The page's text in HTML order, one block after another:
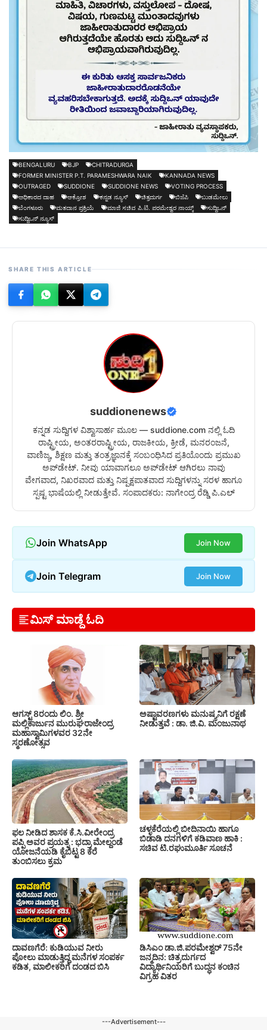
BENGALURU BJP
CHITRADURGA
FORMER MINISTER P.T. PARAMESHWARA NAIK
KANNADA NEWS
OUTRAGED
SUDDIONE SUDDIONE NEWS
VOTING PROCESS
ಅಧಿಕಾರದ ದಾಹ
ಆಕ್ರೋಶ ಕನ್ನಡ ನ್ಯೂಸ್ ಚಿತ್ರದುರ್ಗ ಬಿಜೆಪಿ
ಬುಡಮೇಲು
ಬೆಂಗಳೂರು
ಮತದಾನ ಪ್ರಕ್ರಿಯೆ ಮಾಜಿ ಸಚಿವ ಪಿ.ಟಿ. ಪರಮೇಶ್ವರ ನಾಯ್ಕ್
ಸುದ್ದಿಒನ್
ಸುದ್ದಿಒನ್ ನ್ಯೂಸ್
SHARE THIS ARTICLE
suddionenews
ಕನ್ನಡ ಸುದ್ದಿಗಳ ವಿಶ್ವಾಸಾರ್ಹ ಮೂಲ — suddione.com ನಲ್ಲಿ ಓದಿ
ರಾಷ್ಟ್ರೀಯ, ಅಂತರರಾಷ್ಟ್ರೀಯ, ರಾಜಕೀಯ, ಕ್ರೀಡೆ, ಮನರಂಜನೆ,
ವಾಣಿಜ್ಯ, ಶಿಕ್ಷಣ ಮತ್ತು ತಂತ್ರಜ್ಞಾನಕ್ಕೆ ಸಂಬಂಧಿಸಿದ ಪ್ರತಿಯೊಂದು ಪ್ರಮುಖ
ಅಪ್‌ಡೇಟ್. ನೀವು ಯಾವಾಗಲೂ ಅಪ್‌ಡೇಟ್ ಆಗಿರಲು ನಾವು
ವೇಗವಾದ, ನಿಖರವಾದ ಮತ್ತು ನಿಷ್ಪಕ್ಷಪಾತವಾದ ಸುದ್ದಿಗಳನ್ನು ಸರಳ ಹಾಗೂ
ಸ್ಪಷ್ಟ ಭಾಷೆಯಲ್ಲಿ ನೀಡುತ್ತೇವೆ. ಸಂಪಾದಕರು: ನಾಗೇಂದ್ರ ರೆಡ್ಡಿ ಪಿ.ಎಲ್
Join WhatsApp Join Now
Join Telegram Join Now
ಮಿಸ್ ಮಾಡ್ದೆ ಓದಿ
ಆಗಸ್ಟ್ 8ರಂದು ಲಿಂ. ಶ್ರೀ
ಮಲ್ಲಿಕಾರ್ಜುನ ಮುರುಘರಾಜೇಂದ್ರ
ಮಹಾಸ್ವಾಮಿಗಳವರ 32ನೇ
ಸ್ಮರಣೋತ್ಸವ
ಅಷ್ಟಾವರಣಗಳು ಮನುಷ್ಯನಿಗೆ ರಕ್ಷಣೆ
ನೀಡುತ್ತವೆ : ಡಾ. ಜಿ.ವಿ. ಮಂಜುನಾಥ
ಫಲ ನೀಡಿದ ಶಾಸಕ ಕೆ.ಸಿ.ವೀರೇಂದ್ರ
ಪಪ್ಪಿ ಅವರ ಪ್ರಯತ್ನ : ಭದ್ರಾ ಮೇಲ್ದಂಡೆ
ಯೋಜನೆಯಡಿ ಕೈಬಿಟ್ಟ 8 ಕೆರೆ
ತುಂಬಿಸಲು ಕ್ರಮ
ಚಳ್ಳಕೆರೆಯಲ್ಲಿ ಬೀದಿನಾಯಿ ಹಾಗೂ
ಬಿಡಾಡಿ ದನಗಳಿಗೆ ಕಡಿವಾಣ ಹಾಕಿ :
ಸಚಿವ ಟಿ.ರಘುಮೂರ್ತಿ ಸೂಚನೆ
ದಾವಣಗೆರೆ: ಕುಡಿಯುವ ನೀರು
ಪೋಲು ಮಾಡುತ್ತಿದ್ದ ಮನೆಗಳ ಸಂಪರ್ಕ
ಕಡಿತ, ಮಾಲೀಕರಿಗೆ ದಂಡದ ಬಿಸಿ
ಡಿಸಿಎಂ ಡಾ.ಜಿ.ಪರಮೇಶ್ವರ್ 75ನೇ
ಜನ್ಮದಿನ: ಚಿತ್ರದುರ್ಗದ
ವಿದ್ಯಾರ್ಥಿನಿಯರಿಗೆ ಬುದ್ಧನ ಕಂಚಿನ
ವಿಗ್ರಹ ವಿತರ
---Advertisement---